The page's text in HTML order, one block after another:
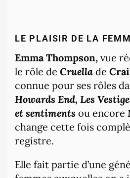
LE PLAISIR DE LA
Emma Thompson, vue
le rôle de Cruella de
connue pour ses rôles
Howards End, Les
et sentiments ou encore
change cette fois
registre.
Elle fait partie d’une